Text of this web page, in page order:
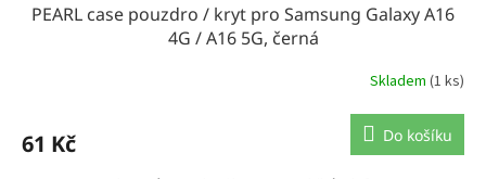
PEARL case pouzdro / kryt pro Samsung Galaxy A16
4G / A16 5G, černá
Skladem (1 ks)
61 Kč Do košíku